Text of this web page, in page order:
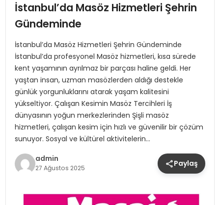
TANYER YAPI ZEMIN MÜHENDISLIĞINDE HEDEF
TOROSLAR’DA PAZAR GERGİNLİĞİ!
İstanbul’da Masöz Hizmetleri Şehrin
Gündeminde
İstanbul’da Masöz Hizmetleri Şehrin Gündeminde
İstanbul’da profesyonel Masöz hizmetleri, kısa sürede
kent yaşamının ayrılmaz bir parçası haline geldi. Her
yaştan insan, uzman masözlerden aldığı destekle
günlük yorgunluklarını atarak yaşam kalitesini
yükseltiyor. Çalışan Kesimin Masöz Tercihleri İş
dünyasının yoğun merkezlerinden Şişli masöz
hizmetleri, çalışan kesim için hızlı ve güvenilir bir çözüm
sunuyor. Sosyal ve kültürel aktivitelerin…
admin
27 Ağustos 2025 Paylaş